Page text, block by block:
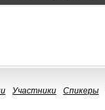
Участники Спикеры